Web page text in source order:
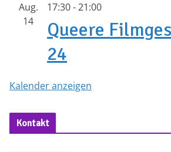
Aug.
14
17:30-21:00
Queere
24
Kalender anzeigen
Kontakt